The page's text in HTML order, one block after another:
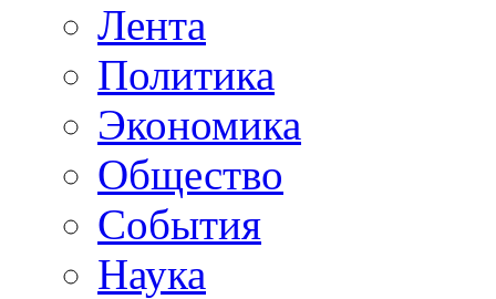
Лента
Политика
Экономика
Общество
События
Наука